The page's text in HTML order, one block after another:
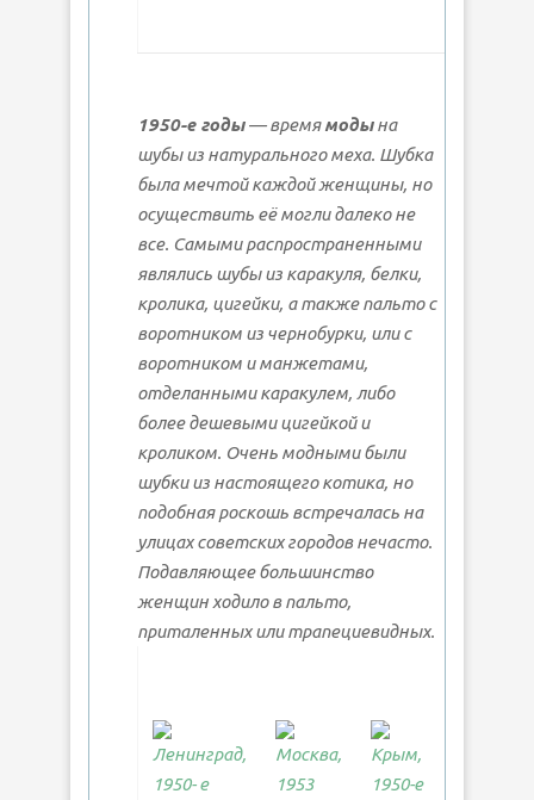
1950-е годы— времямодына
шубы из натурального меха. Шубка
была мечтой каждой женщины, но
осуществить её могли далеко не
все. Самыми распространенными
являлись шубы из каракуля, белки,
кролика, цигейки, а также пальто с
воротником из чернобурки, или с
воротником и манжетами,
отделанными каракулем, либо
более дешевыми цигейкой и
кроликом. Очень модными были
шубки из настоящего котика, но
подобная роскошь встречалась на
улицах советских городов нечасто.
Подавляющее большинство
женщин ходило в пальто,
приталенных или трапециевидных.